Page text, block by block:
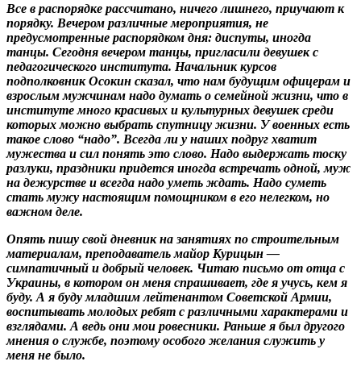
Все в распорядке рассчитано, ничего лишнего, приучают к
порядку. Вечером различные мероприятия, не
предусмотренные распорядком дня: диспуты, иногда
танцы. Сегодня вечером танцы, пригласили девушек с
педагогического института. Начальник курсов
подполковник Осокин сказал, что нам будущим офицерам и
взрослым мужчинам надо думать о семейной жизни, что в
институте много красивых и культурных девушек среди
которых можно выбрать спутницу жизни. У военных есть
такое слово “надо”. Всегда ли у наших подруг хватит
мужества и сил понять это слово. Надо выдержать тоску
разлуки, праздники придется иногда встречать одной, муж
на дежурстве и всегда надо уметь ждать. Надо суметь
стать мужу настоящим помощником в его нелегком, но
важном деле.
Опять пишу свой дневник на занятиях по строительным
материалам, преподаватель майор Курицын —
симпатичный и добрый человек. Читаю письмо от отца с
Украины, в котором он меня спрашивает, где я учусь, кем я
буду. А я буду младшим лейтенантом Советской Армии,
воспитывать молодых ребят с различными характерами и
взглядами. А ведь они мои ровесники. Раньше я был другого
мнения о службе, поэтому особого желания служить у
меня не было.